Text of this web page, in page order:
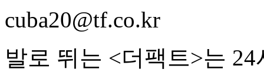
cuba20@tf.co.kr
발로 뛰는 <더팩트>는